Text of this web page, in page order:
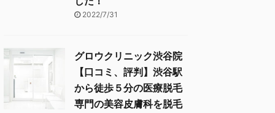
2022/7/31
グロウクリニック渋谷院
【口コミ、評判】渋谷駅
から徒歩５分の医療脱毛
専門の美容皮膚科を脱毛